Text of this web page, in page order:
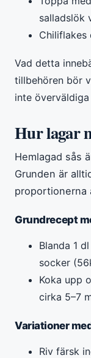
salladslök
Chiliflakes
Vad detta
tillbehören bör
inte överväldiga
Hur lagar
Hemlagad sås
Grunden är
proportionerna
Grundrecept
Blanda 1
socker
Koka upp
cirka 5–7
Variationer
Riv färsk